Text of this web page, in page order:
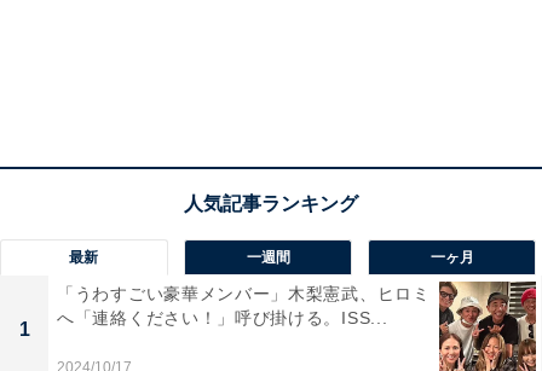
最新 一週間 一ヶ月
1
「うわすごい豪華メンバー」木梨憲武、ヒロミ
へ「連絡ください！」呼び掛ける。ISS...